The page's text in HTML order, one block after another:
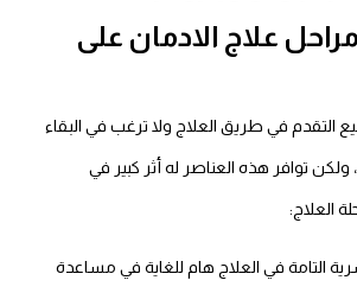
علاج الادمان على
في طريق العلاج ولا ترغب في البقاء
توافر هذه العناصر له أثر كبير في
التامة في العلاج هام للغاية في مساعدة